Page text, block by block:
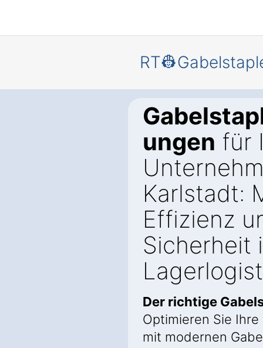
ungen für
Karlstadt:
Effizienz
Sicherheit
Der richtige
Optimieren Sie Ihre
mit modernen